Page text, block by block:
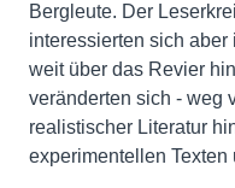
Bergleute. Der
interessierten sich aber
weit über das Revier
veränderten sich - weg
realistischer Literatur
experimentellen